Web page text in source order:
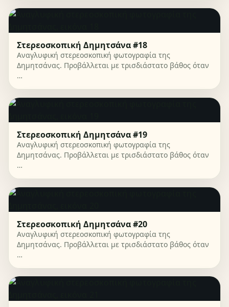
Στερεοσκοπική Δημητσάνα #18
Αναγλυφική στερεοσκοπική φωτογραφία της
Δημητσάνας. Προβάλλεται με τρισδιάστατο βάθος όταν
…
Στερεοσκοπική Δημητσάνα #19
Αναγλυφική στερεοσκοπική φωτογραφία της
Δημητσάνας. Προβάλλεται με τρισδιάστατο βάθος όταν
…
Στερεοσκοπική Δημητσάνα #20
Αναγλυφική στερεοσκοπική φωτογραφία της
Δημητσάνας. Προβάλλεται με τρισδιάστατο βάθος όταν
…